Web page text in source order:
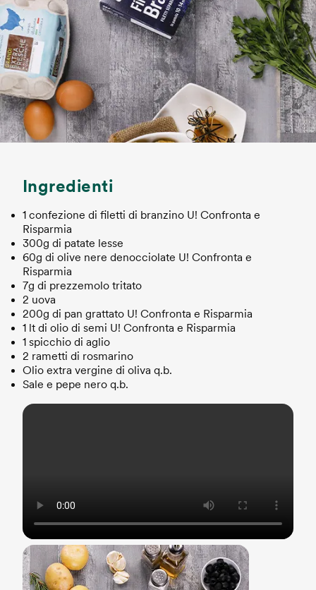
Ingredienti
1 confezione di filetti di branzino U! Confronta e
Risparmia
300g di patate lesse
60g di olive nere denocciolate U! Confronta e
Risparmia
7g di prezzemolo tritato
2 uova
200g di pan grattato U! Confronta e Risparmia
1 lt di olio di semi U! Confronta e Risparmia
1 spicchio di aglio
2 rametti di rosmarino
Olio extra vergine di oliva q.b.
Sale e pepe nero q.b.